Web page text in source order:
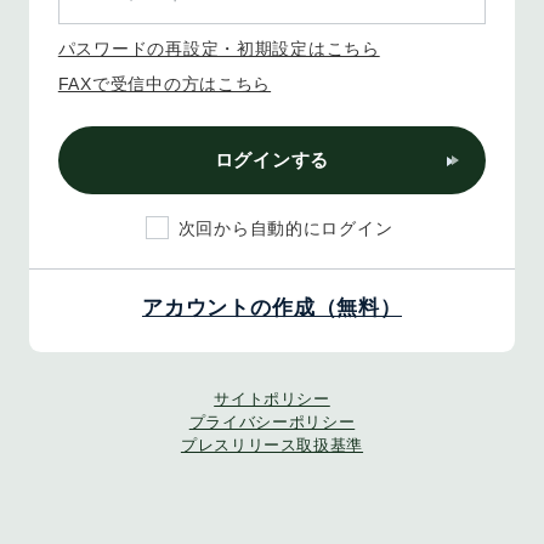
パスワードの再設定・初期設定はこちら
FAXで受信中の方はこちら
ログインする
次回から自動的にログイン
アカウントの作成（無料）
サイトポリシー
プライバシーポリシー
プレスリリース取扱基準